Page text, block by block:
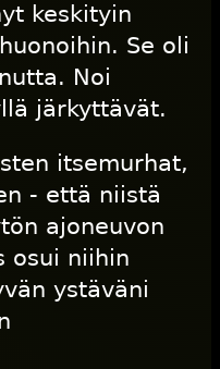
keskityin
Se oli
Noi
järkyttävät.
itsemurhat,
- että niistä
ajoneuvon
osui niihin
ystäväni